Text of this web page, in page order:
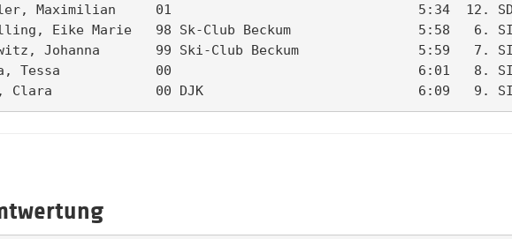
Maximilian     01                               5:34  12.
Eike Marie   98 Sk-Club Beckum                5:58   6.
Johanna       99 Ski-Club Beckum               5:59   7.
Tessa            00                               6:01   8.